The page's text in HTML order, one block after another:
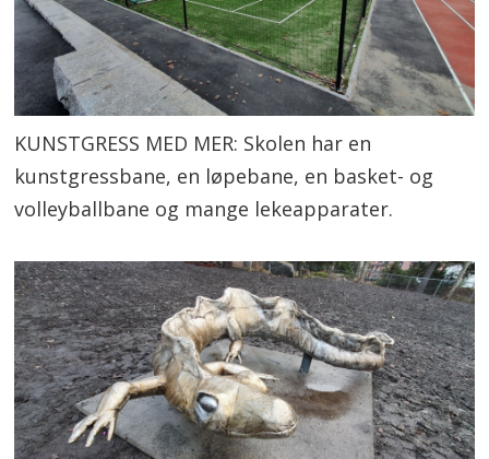
KUNSTGRESS MED MER: Skolen har en
kunstgressbane, en løpebane, en basket- og
volleyballbane og mange lekeapparater.